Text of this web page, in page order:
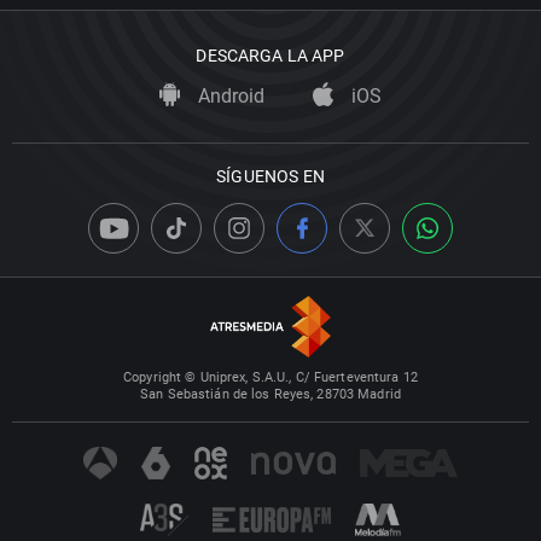
DESCARGA LA APP
Android iOS
SÍGUENOS EN
Copyright © Uniprex, S.A.U., C/ Fuerteventura 12
San Sebastián de los Reyes, 28703 Madrid